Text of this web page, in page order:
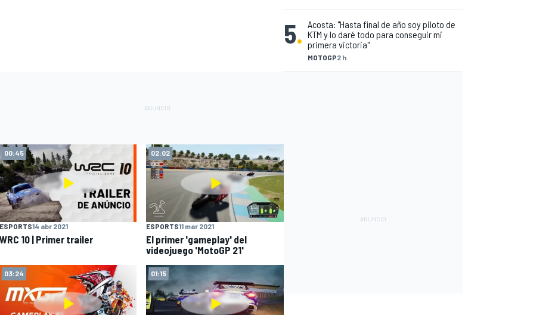
5.
MOTOGP2 h
Acosta: "Hasta final de año soy piloto de
KTM y lo daré todo para conseguir mi
primera victoria"
00:45
ESPORTS14 abr 2021
WRC 10 | Primer trailer
02:02
ESPORTS11 mar 2021
El primer 'gameplay' del
videojuego 'MotoGP 21'
03:24 01:15